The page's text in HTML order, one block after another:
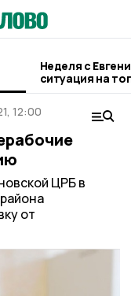
Неделя с
ситуация на
городе и
12:00
ЦРБ в
от